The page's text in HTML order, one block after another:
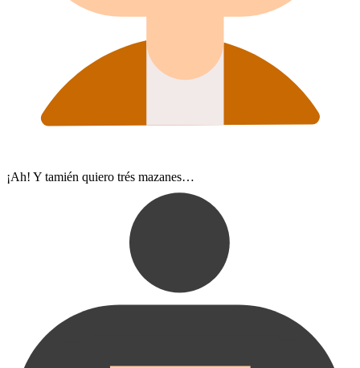
¡Ah! Y tamién quiero trés mazanes…